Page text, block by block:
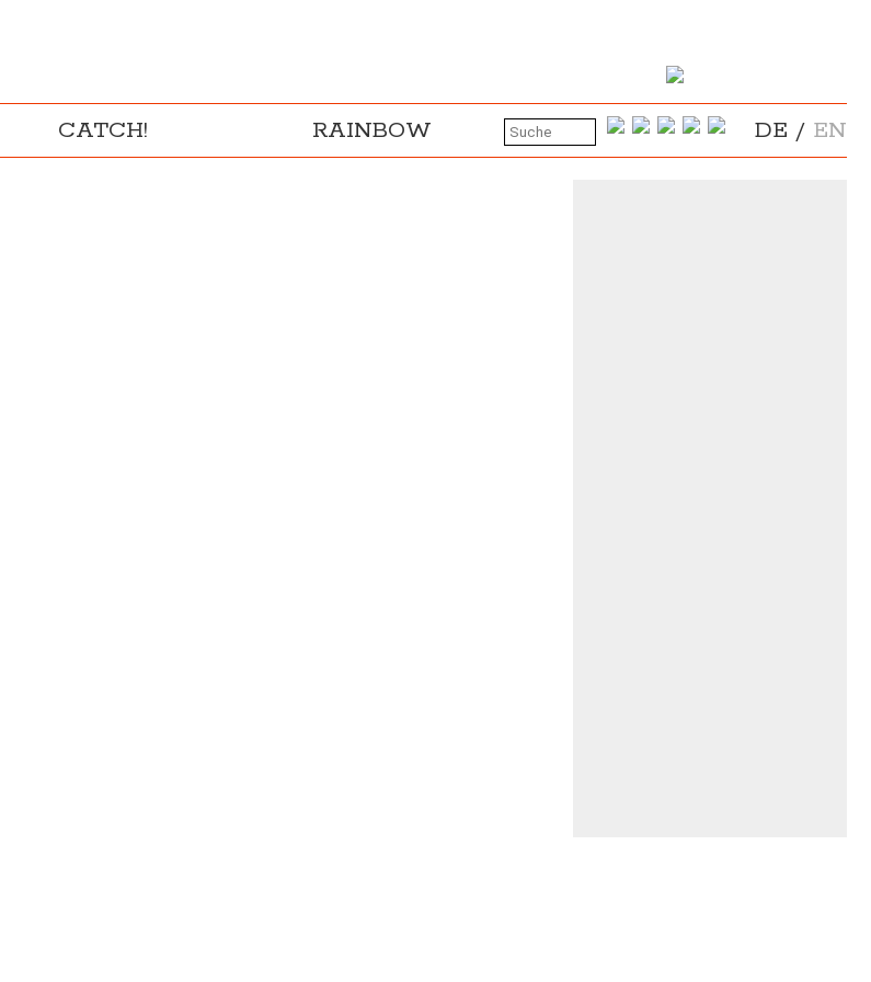
CATCH! RAINBOW DE / EN